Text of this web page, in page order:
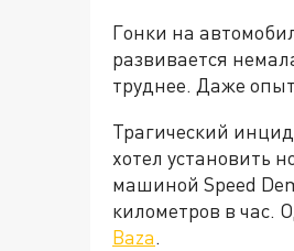
Гонки на
развивается
труднее. Даже
Трагический
хотел установить
машиной Speed
километров в час.
Baza.